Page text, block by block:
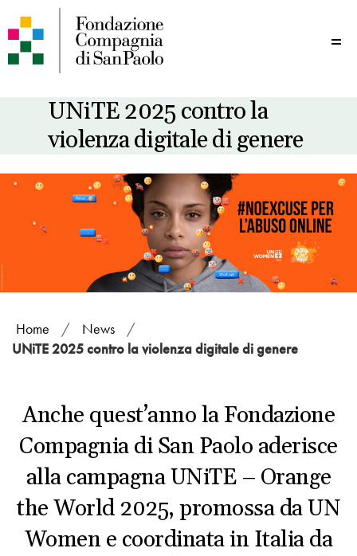
UNiTE 2025 contro la
violenza digitale di genere
Home / News
/
UNiTE 2025 contro la violenza digitale di genere
Anche quest’anno la Fondazione
Compagnia di San Paolo aderisce
alla campagna UNiTE – Orange
the World 2025, promossa da UN
Women e coordinata in Italia da